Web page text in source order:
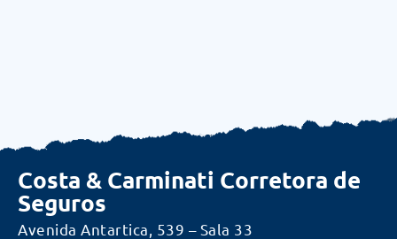
Costa & Carminati Corretora de
Seguros
Avenida Antartica, 539 – Sala 33